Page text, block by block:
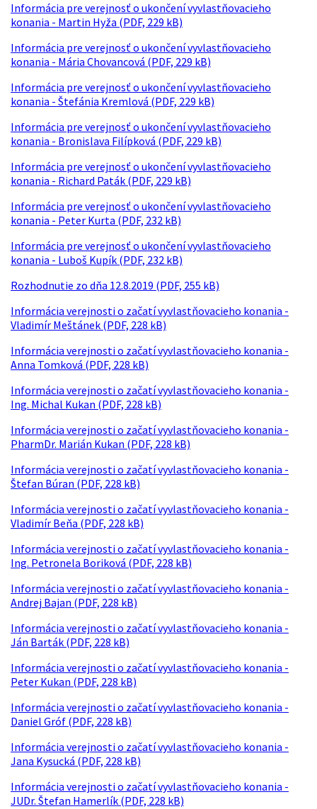
Informácia pre verejnosť o ukončení vyvlastňovacieho
konania - Martin Hyža (PDF, 229 kB)
Informácia pre verejnosť o ukončení vyvlastňovacieho
konania - Mária Chovancová (PDF, 229 kB)
Informácia pre verejnosť o ukončení vyvlastňovacieho
konania - Štefánia Kremlová (PDF, 229 kB)
Informácia pre verejnosť o ukončení vyvlastňovacieho
konania - Bronislava Filípková (PDF, 229 kB)
Informácia pre verejnosť o ukončení vyvlastňovacieho
konania - Richard Paták (PDF, 229 kB)
Informácia pre verejnosť o ukončení vyvlastňovacieho
konania - Peter Kurta (PDF, 232 kB)
Informácia pre verejnosť o ukončení vyvlastňovacieho
konania - Luboš Kupík (PDF, 232 kB)
Rozhodnutie zo dňa 12.8.2019 (PDF, 255 kB)
Informácia verejnosti o začatí vyvlastňovacieho konania -
Vladimír Meštánek (PDF, 228 kB)
Informácia verejnosti o začatí vyvlastňovacieho konania -
Anna Tomková (PDF, 228 kB)
Informácia verejnosti o začatí vyvlastňovacieho konania -
Ing. Michal Kukan (PDF, 228 kB)
Informácia verejnosti o začatí vyvlastňovacieho konania -
PharmDr. Marián Kukan (PDF, 228 kB)
Informácia verejnosti o začatí vyvlastňovacieho konania -
Štefan Búran (PDF, 228 kB)
Informácia verejnosti o začatí vyvlastňovacieho konania -
Vladimír Beňa (PDF, 228 kB)
Informácia verejnosti o začatí vyvlastňovacieho konania -
Ing. Petronela Boriková (PDF, 228 kB)
Informácia verejnosti o začatí vyvlastňovacieho konania -
Andrej Bajan (PDF, 228 kB)
Informácia verejnosti o začatí vyvlastňovacieho konania -
Ján Barták (PDF, 228 kB)
Informácia verejnosti o začatí vyvlastňovacieho konania -
Peter Kukan (PDF, 228 kB)
Informácia verejnosti o začatí vyvlastňovacieho konania -
Daniel Gróf (PDF, 228 kB)
Informácia verejnosti o začatí vyvlastňovacieho konania -
Jana Kysucká (PDF, 228 kB)
Informácia verejnosti o začatí vyvlastňovacieho konania -
JUDr. Štefan Hamerlík (PDF, 228 kB)